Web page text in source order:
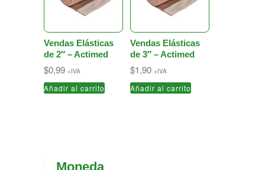
Vendas Elásticas
de 2″ – Actimed
$0,99 +IVA
Añadir al carrito
Vendas Elásticas
de 3″ – Actimed
$1,90 +IVA
Añadir al carrito
Moneda